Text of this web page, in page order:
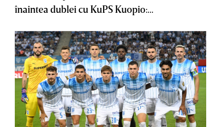
înaintea dublei cu KuPS Kuopio:...